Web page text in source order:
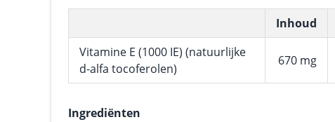
Inhoud
Vitamine E (1000 IE) (natuurlijke
d-alfa tocoferolen)
670 mg
Ingrediënten